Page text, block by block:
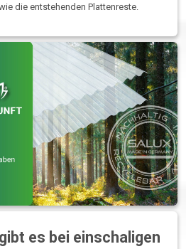
die entstehenden Plattenreste.
es bei einschaligen